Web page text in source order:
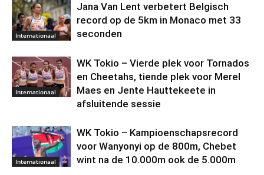
Internationaal
Jana Van Lent verbetert Belgisch
record op de 5km in Monaco met 33
seconden
Internationaal
WK Tokio – Vierde plek voor Tornados
en Cheetahs, tiende plek voor Merel
Maes en Jente Hauttekeete in
afsluitende sessie
Internationaal
WK Tokio – Kampioenschapsrecord
voor Wanyonyi op de 800m, Chebet
wint na de 10.000m ook de 5.000m